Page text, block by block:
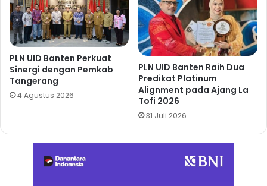
PLN UID Banten Perkuat
Sinergi dengan Pemkab
Tangerang
4 Agustus 2026
PLN UID Banten Raih Dua
Predikat Platinum
Alignment pada Ajang La
Tofi 2026
31 Juli 2026